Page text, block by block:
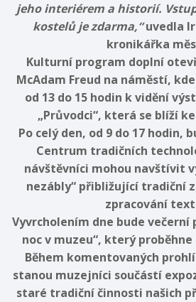
jeho interiérem a historií.
kostelů je zdarma,“uvedla
kronikářka
Kulturní program doplní
McAdam Freud na náměstí,
od 13 do 15 hodin k vidění
„Průvodci“, která se blíží
Po celý den, od 9 do 17 hodin,
Centrum tradičních
návštěvníci mohou navštívit
nezábly“ přibližující tradiční
zpracování
Vyvrcholením dne bude večerní
noc v muzeu“, který proběhne
Během komentovaných
stanou muzejníci součástí
staré tradiční činnosti našich